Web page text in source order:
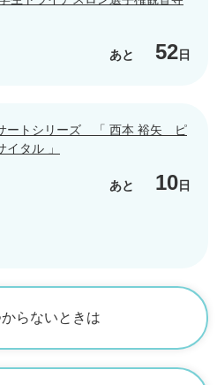
あと 52日
ートシリーズ 「 西本 裕矢 ピ
イタル 」
あと 10日
からないときは